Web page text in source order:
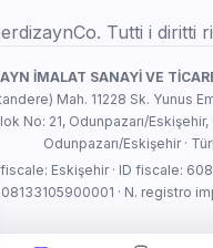
Tutti i diritti
İMALAT SANAYİ VE
Mah. 11228 Sk. Yunus
No: 21, Odunpazarı/
Odunpazarı/Eskişehir ·
Eskişehir · ID fiscale:
· N. registro